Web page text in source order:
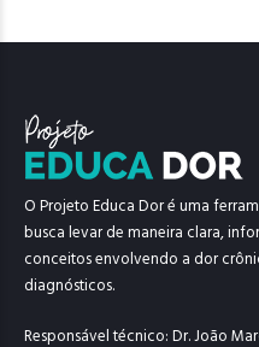
O Projeto Educa Dor é uma
busca levar de maneira clara,
conceitos envolvendo a dor
diagnósticos.
Responsável técnico: Dr. João